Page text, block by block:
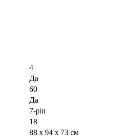
4
Да
60
Да
7-pin
18
88 x 94 x 73 см